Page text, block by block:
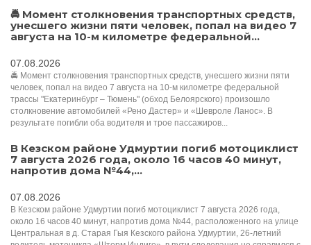
🚔 Момент столкновения транспортных средств,
унесшего жизни пяти человек, попал на видео 7
августа на 10-м километре федеральной...
07.08.2026
🚔 Момент столкновения транспортных средств, унесшего жизни пяти
человек, попал на видео 7 августа на 10-м километре федеральной
трассы "Екатеринбург – Тюмень" (обход Белоярского) произошло
столкновение автомобилей «Рено Дастер» и «Шевроле Ланос». В
результате погибли оба водителя и трое пассажиров...
В Кезском районе Удмуртии погиб мотоциклист
7 августа 2026 года, около 16 часов 40 минут,
напротив дома №44,...
07.08.2026
В Кезском районе Удмуртии погиб мотоциклист 7 августа 2026 года,
около 16 часов 40 минут, напротив дома №44, расположенного на улице
Центральная в д. Старая Гыя Кезского района Удмуртии, 26-летний